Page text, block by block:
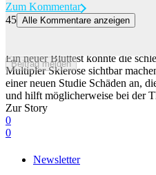
Beitrag melden
Zum Kommentar
45 Alle Kommentare anzeigen
Ein neuer Bluttest könnte die
Multipler Sklerose sichtbar
einer neuen Studie Schäden an,
und hilft möglicherweise bei der
Zur Story
0
0
Newsletter